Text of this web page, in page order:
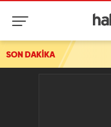
SON DAKİKA
var...